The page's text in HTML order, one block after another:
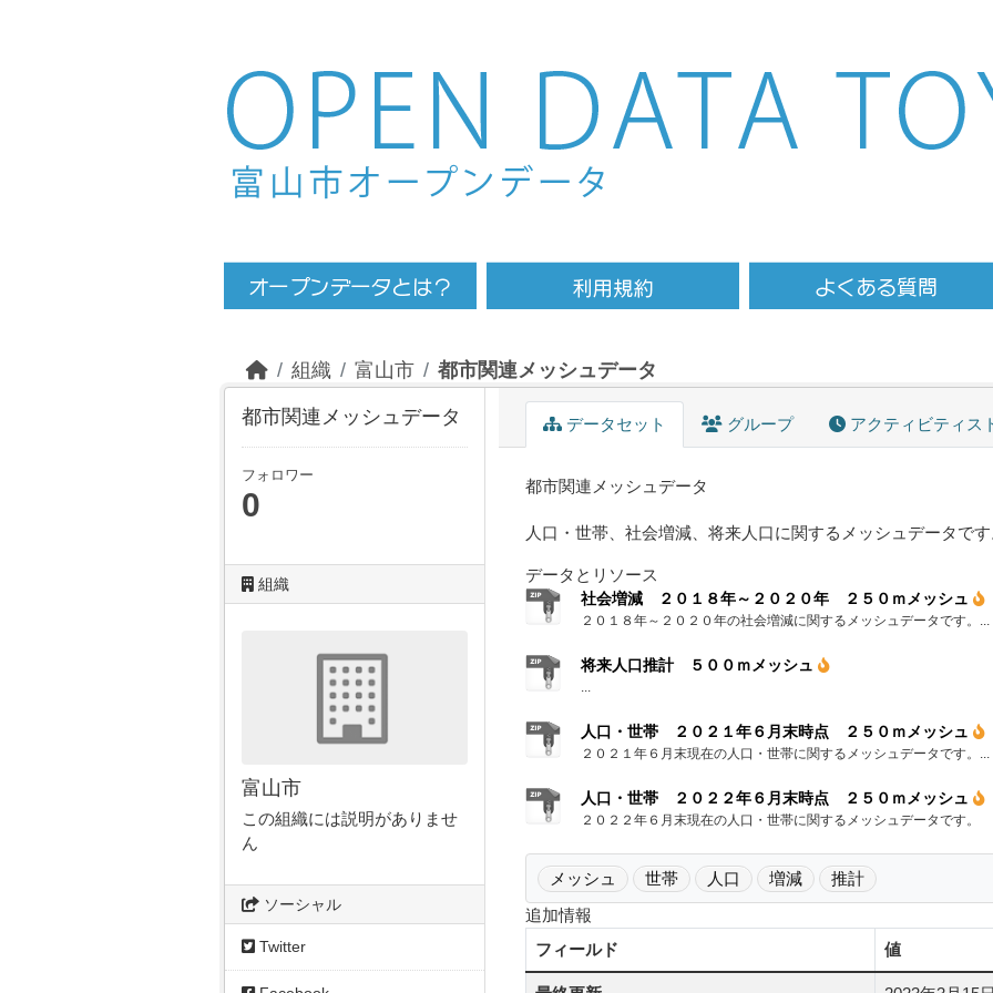
Skip to main content
組織 富山市 都市関連メッシュデータ
都市関連メッシュデータ
フォロワー
0
組織
富山市
この組織には説明がありませ
ん
ソーシャル
Twitter
データセット グループ アクティビティス
都市関連メッシュデータ
人口・世帯、社会増減、将来人口に関するメッシュデータで
データとリソース
社会増減 ２０１８年～２０２０年 ２５０ｍメッシュ
２０１８年～２０２０年の社会増減に関するメッシュデータです。...
将来人口推計 ５００ｍメッシュ
...
人口・世帯 ２０２１年６月末時点 ２５０ｍメッシュ
２０２１年６月末現在の人口・世帯に関するメッシュデータです。...
人口・世帯 ２０２２年６月末時点 ２５０ｍメッシュ
２０２２年６月末現在の人口・世帯に関するメッシュデータです。
メッシュ 世帯 人口 増減
推計
追加情報
フィールド
値